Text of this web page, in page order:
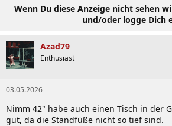
Wenn Du diese Anzeige nicht sehen
und/oder logge Dich
Azad79
Enthusiast
03.05.2026
Nimm 42" habe auch einen Tisch in der
gut, da die Standfüße nicht so tief sind.